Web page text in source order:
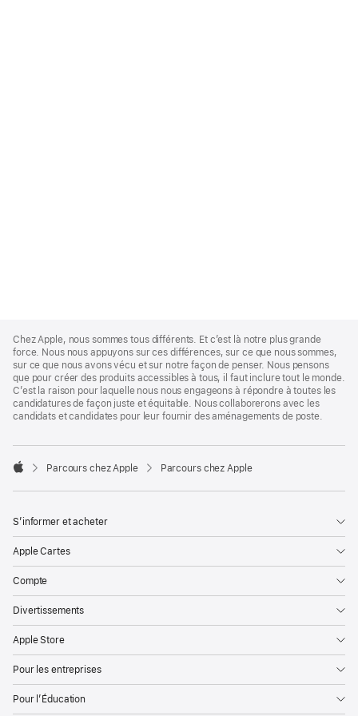
Footer
Chez Apple, nous sommes tous différents. Et c’est là notre plus grande
force. Nous nous appuyons sur ces différences, sur ce que nous sommes,
sur ce que nous avons vécu et sur notre façon de penser. Nous pensons
que pour créer des produits accessibles à tous, il faut inclure tout le monde.
C’est la raison pour laquelle nous nous engageons à répondre à toutes les
candidatures de façon juste et équitable. Nous collaborerons avec les
candidats et candidates pour leur fournir des aménagements de poste.

Parcours chez Apple Parcours chez Apple
S’informer et acheter
Apple Cartes
Compte
Divertissements
Apple Store
Pour les entreprises
Pour l’Éducation